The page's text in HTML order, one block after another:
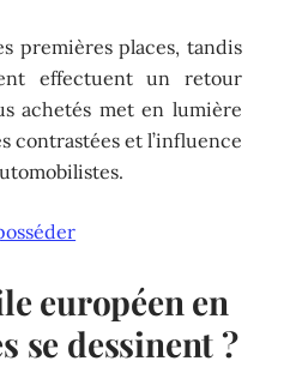
premières places, tandis
effectuent un retour
achetés met en lumière
contrastées et l’influence
européen en
se dessinent ?